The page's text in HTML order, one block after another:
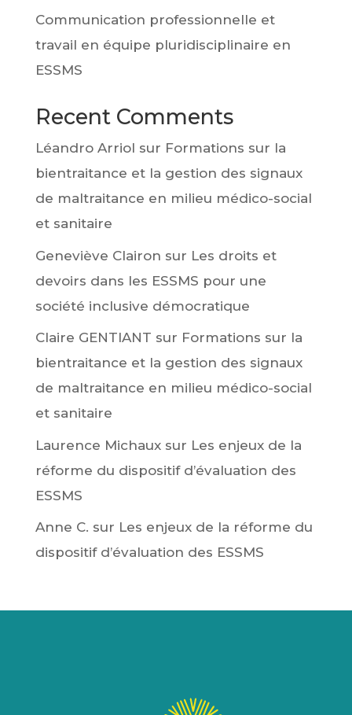
Communication professionnelle et
travail en équipe pluridisciplinaire en
ESSMS
Recent Comments
Léandro Arriol sur Formations sur la
bientraitance et la gestion des signaux
de maltraitance en milieu médico-social
et sanitaire
Geneviève Clairon sur Les droits et
devoirs dans les ESSMS pour une
société inclusive démocratique
Claire GENTIANT sur Formations sur la
bientraitance et la gestion des signaux
de maltraitance en milieu médico-social
et sanitaire
Laurence Michauxsur Les enjeux de la
réforme du dispositif d’évaluation des
ESSMS
Anne C. sur Les enjeux de la réforme du
dispositif d’évaluation des ESSMS